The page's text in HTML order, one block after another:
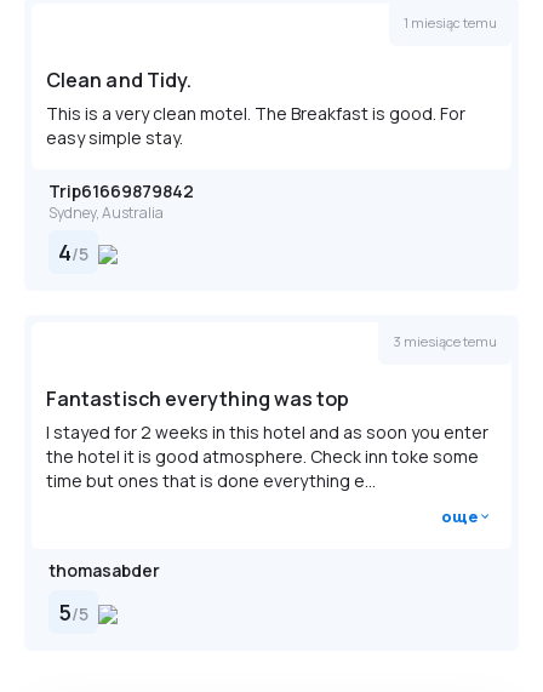
Trip61669879842
Sydney, Australia
4/5
1 miesiąc temu
Clean and Tidy.
This is a very clean motel. The Breakfast is good. For
easy simple stay.
thomasabder
5/5
3 miesiące temu
Fantastisch everything was top
I stayed for 2 weeks in this hotel and as soon you enter
the hotel it is good atmosphere. Check inn toke some
time but ones that is done everything e...
още